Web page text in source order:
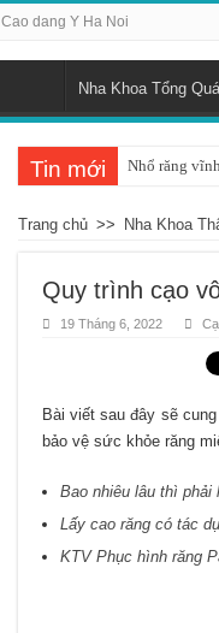
Cao dang Y Ha Noi
Nha Khoa Tổng
Tin mới Nhổ răng
Cách nhận
Nguyên
Quá trình
Tác động
Có nên áp
Trang chủ >> Nha Khoa
Quy trình cạo
19 Tháng 6, 2022
Bài viết sau đây sẽ
bảo vệ sức khỏe răng
Bao nhiêu lâu thì phải
Lấy cao răng có tác
KTV Phục hình răng